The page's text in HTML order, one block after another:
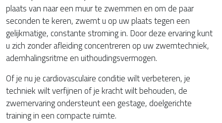
plaats van naar een muur te zwemmen en om de paar
seconden te keren, zwemt u op uw plaats tegen een
gelijkmatige, constante stroming in. Door deze ervaring kunt
u zich zonder afleiding concentreren op uw zwemtechniek,
ademhalingsritme en uithoudingsvermogen.
Of je nu je cardiovasculaire conditie wilt verbeteren, je
techniek wilt verfijnen of je kracht wilt behouden, de
zwemervaring ondersteunt een gestage, doelgerichte
training in een compacte ruimte.